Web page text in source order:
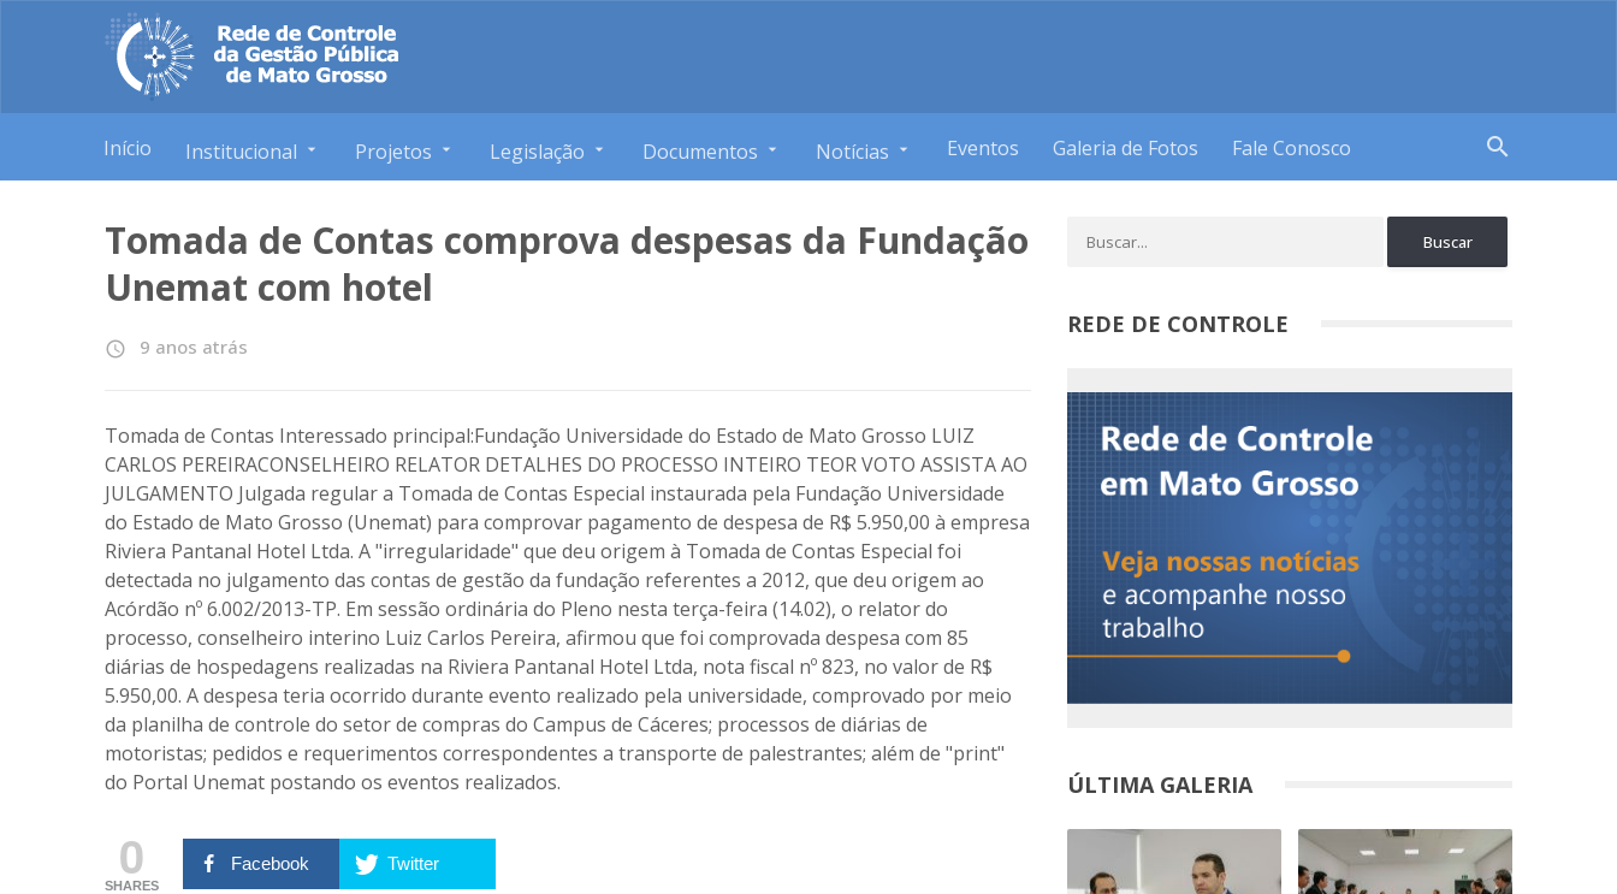
Início Institucional Projetos Legislação Documentos Notícias Eventos Galeria de Fotos Fale Conosco search
Tomada de Contas comprova despesas da Fundação
Unemat com hotel
access_time 9 anos atrás
Tomada de Contas Interessado principal:Fundação Universidade do Estado de Mato Grosso LUIZ
CARLOS PEREIRACONSELHEIRO RELATOR DETALHES DO PROCESSO INTEIRO TEOR VOTO ASSISTA AO
JULGAMENTO Julgada regular a Tomada de Contas Especial instaurada pela Fundação Universidade
do Estado de Mato Grosso (Unemat) para comprovar pagamento de despesa de R$ 5.950,00 à empresa
Riviera Pantanal Hotel Ltda. A "irregularidade" que deu origem à Tomada de Contas Especial foi
detectada no julgamento das contas de gestão da fundação referentes a 2012, que deu origem ao
Acórdão nº 6.002/2013-TP. Em sessão ordinária do Pleno nesta terça-feira (14.02), o relator do
processo, conselheiro interino Luiz Carlos Pereira, afirmou que foi comprovada despesa com 85
diárias de hospedagens realizadas na Riviera Pantanal Hotel Ltda, nota fiscal nº 823, no valor de R$
5.950,00. A despesa teria ocorrido durante evento realizado pela universidade, comprovado por meio
da planilha de controle do setor de compras do Campus de Cáceres; processos de diárias de
motoristas; pedidos e requerimentos correspondentes a transporte de palestrantes; além de "print"
do Portal Unemat postando os eventos realizados.
0
SHARES
Facebook Twitter
REDE DE CONTROLE
ÚLTIMA GALERIA